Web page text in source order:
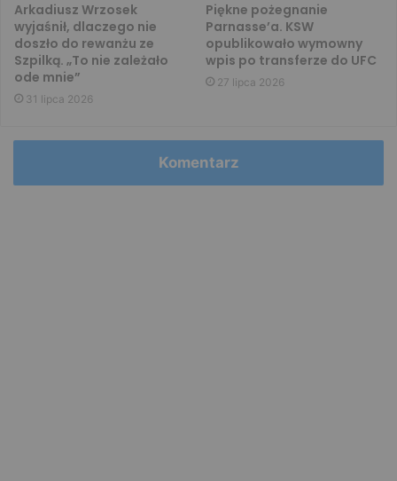
Arkadiusz Wrzosek
wyjaśnił, dlaczego nie
doszło do rewanżu ze
Szpilką. „To nie zależało
ode mnie”
31 lipca 2026
Piękne pożegnanie
Parnasse’a. KSW
opublikowało wymowny
wpis po transferze do UFC
27 lipca 2026
Komentarz